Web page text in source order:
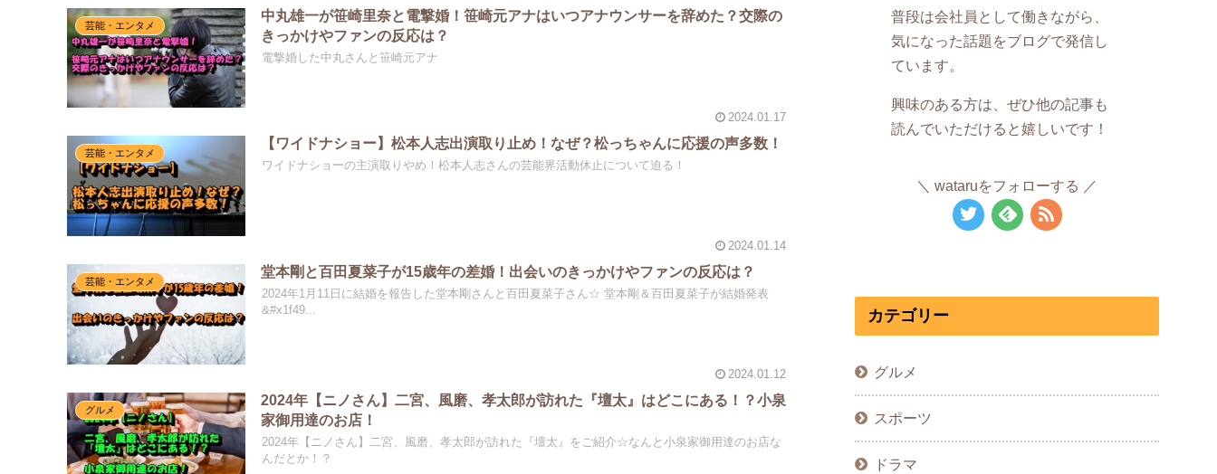
芸能・エンタメ
中丸雄一が笹崎里奈と電撃婚！笹崎元アナはいつアナウンサーを辞めた？交際の
きっかけやファンの反応は？
電撃婚した中丸さんと笹崎元アナ
2024.01.17
芸能・エンタメ
【ワイドナショー】松本人志出演取り止め！なぜ？松っちゃんに応援の声多数！
ワイドナショーの主演取りやめ！松本人志さんの芸能界活動休止について迫る！
2024.01.14
芸能・エンタメ
堂本剛と百田夏菜子が15歳年の差婚！出会いのきっかけやファンの反応は？
2024年1月11日に結婚を報告した堂本剛さんと百田夏菜子さん☆ 堂本剛＆百田夏菜子が結婚発表
&#x1f49...
2024.01.12
グルメ
2024年【ニノさん】二宮、風磨、孝太郎が訪れた『壇太』はどこにある！？小泉
家御用達のお店！
2024年【ニノさん】二宮、風磨、孝太郎が訪れた『壇太』をご紹介☆なんと小泉家御用達のお店な
んだとか！？
普段は会社員として働きながら、
気になった話題をブログで発信し
ています。
興味のある方は、ぜひ他の記事も
読んでいただけると嬉しいです！
wataruをフォローする
カテゴリー
グルメ
スポーツ
ドラマ